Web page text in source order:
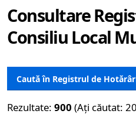
Consultare
Consiliu Local
Caută în Registrul de
Rezultate: 900 (Ați căutat: